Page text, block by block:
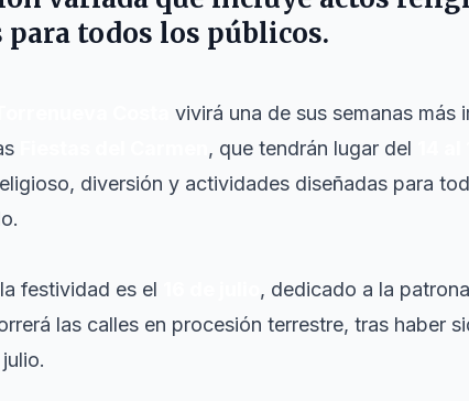
para todos los públicos.
vivirá una de sus semanas más
, que tendrán lugar del
diversión y actividades diseñadas para
festividad es el , dedicado a la
las calles en procesión terrestre, tras haber